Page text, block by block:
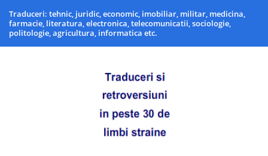
Traduceri: tehnic, juridic, economic, imobiliar, militar, medicina,
farmacie, literatura, electronica, telecomunicatii, sociologie,
politologie, agricultura, informatica etc.